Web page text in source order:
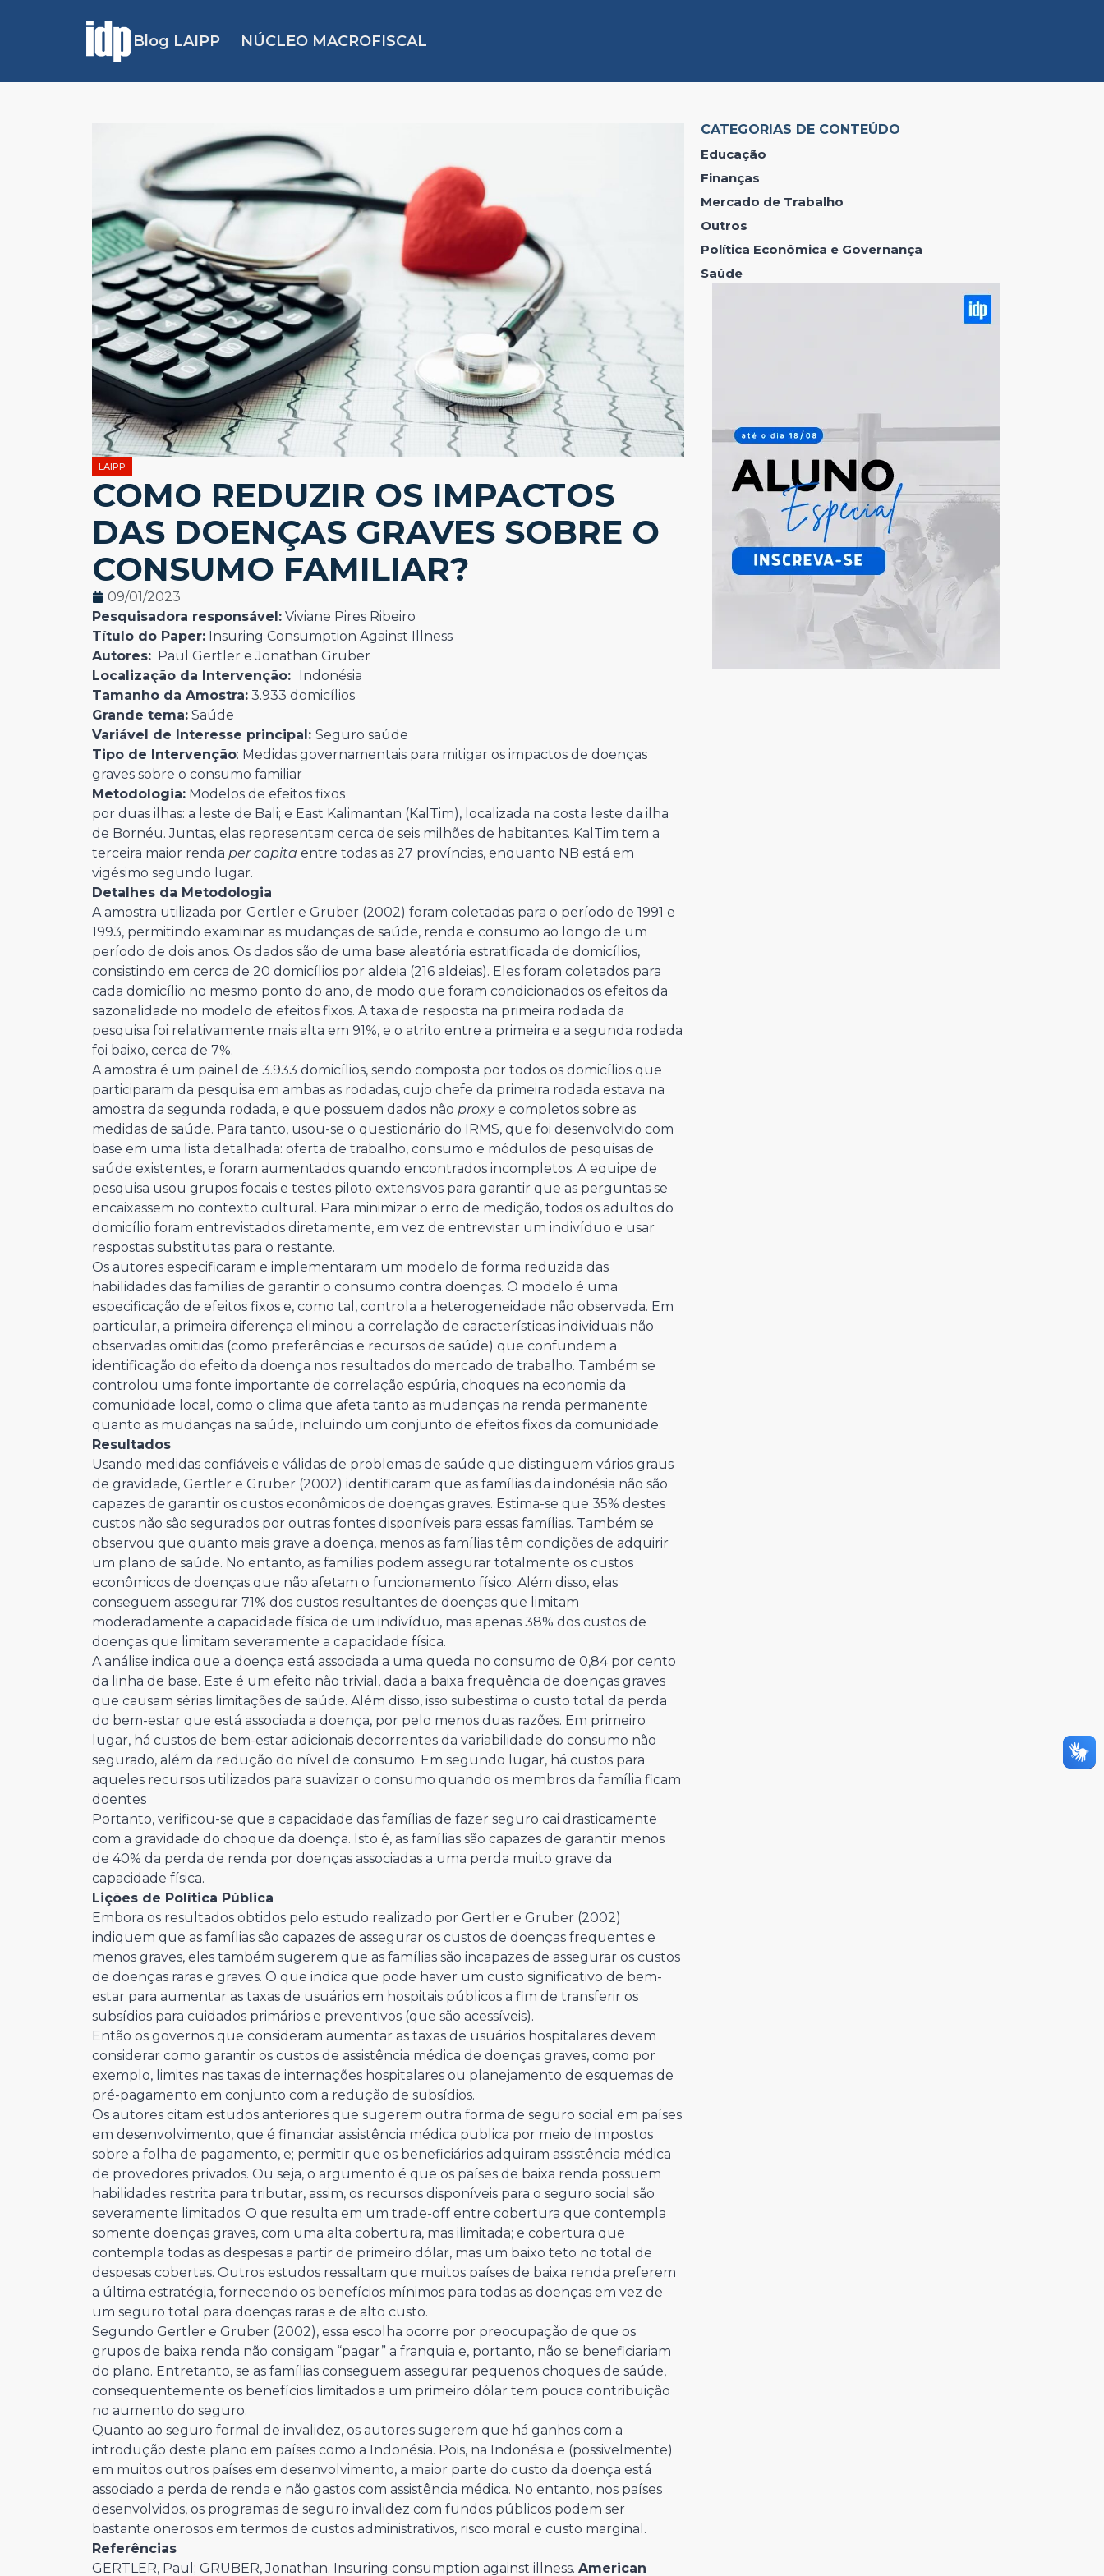
Blog LAIPP NÚCLEO MACROFISCAL
LAIPP
COMO REDUZIR OS IMPACTOS
DAS DOENÇAS GRAVES SOBRE O
CONSUMO FAMILIAR?
09/01/2023
Pesquisadora responsável: Viviane Pires Ribeiro
Título do Paper: Insuring Consumption Against Illness
Autores: Paul Gertler e Jonathan Gruber
Localização da Intervenção: Indonésia
Tamanho da Amostra: 3.933 domicílios
Grande tema: Saúde
Variável de Interesse principal: Seguro saúde
Tipo de Intervenção: Medidas governamentais para mitigar os impactos de doenças
graves sobre o consumo familiar
Metodologia: Modelos de efeitos fixos
por duas ilhas: a leste de Bali; e East Kalimantan (KalTim), localizada na costa leste da ilha
de Bornéu. Juntas, elas representam cerca de seis milhões de habitantes. KalTim tem a
terceira maior renda per capita entre todas as 27 províncias, enquanto NB está em
vigésimo segundo lugar.
Detalhes da Metodologia
A amostra utilizada por Gertler e Gruber (2002) foram coletadas para o período de 1991 e
1993, permitindo examinar as mudanças de saúde, renda e consumo ao longo de um
período de dois anos. Os dados são de uma base aleatória estratificada de domicílios,
consistindo em cerca de 20 domicílios por aldeia (216 aldeias). Eles foram coletados para
cada domicílio no mesmo ponto do ano, de modo que foram condicionados os efeitos da
sazonalidade no modelo de efeitos fixos. A taxa de resposta na primeira rodada da
pesquisa foi relativamente mais alta em 91%, e o atrito entre a primeira e a segunda rodada
foi baixo, cerca de 7%.
A amostra é um painel de 3.933 domicílios, sendo composta por todos os domicílios que
participaram da pesquisa em ambas as rodadas, cujo chefe da primeira rodada estava na
amostra da segunda rodada, e que possuem dados não proxye completos sobre as
medidas de saúde. Para tanto, usou-se o questionário do IRMS, que foi desenvolvido com
base em uma lista detalhada: oferta de trabalho, consumo e módulos de pesquisas de
saúde existentes, e foram aumentados quando encontrados incompletos. A equipe de
pesquisa usou grupos focais e testes piloto extensivos para garantir que as perguntas se
encaixassem no contexto cultural. Para minimizar o erro de medição, todos os adultos do
domicílio foram entrevistados diretamente, em vez de entrevistar um indivíduo e usar
respostas substitutas para o restante.
Os autores especificaram e implementaram um modelo de forma reduzida das
habilidades das famílias de garantir o consumo contra doenças. O modelo é uma
especificação de efeitos fixos e, como tal, controla a heterogeneidade não observada. Em
particular, a primeira diferença eliminou a correlação de características individuais não
observadas omitidas (como preferências e recursos de saúde) que confundem a
identificação do efeito da doença nos resultados do mercado de trabalho. Também se
controlou uma fonte importante de correlação espúria, choques na economia da
comunidade local, como o clima que afeta tanto as mudanças na renda permanente
quanto as mudanças na saúde, incluindo um conjunto de efeitos fixos da comunidade.
Resultados
Usando medidas confiáveis e válidas de problemas de saúde que distinguem vários graus
de gravidade, Gertler e Gruber (2002) identificaram que as famílias da indonésia não são
capazes de garantir os custos econômicos de doenças graves. Estima-se que 35% destes
custos não são segurados por outras fontes disponíveis para essas famílias. Também se
observou que quanto mais grave a doença, menos as famílias têm condições de adquirir
um plano de saúde. No entanto, as famílias podem assegurar totalmente os custos
econômicos de doenças que não afetam o funcionamento físico. Além disso, elas
conseguem assegurar 71% dos custos resultantes de doenças que limitam
moderadamente a capacidade física de um indivíduo, mas apenas 38% dos custos de
doenças que limitam severamente a capacidade física.
A análise indica que a doença está associada a uma queda no consumo de 0,84 por cento
da linha de base. Este é um efeito não trivial, dada a baixa frequência de doenças graves
que causam sérias limitações de saúde. Além disso, isso subestima o custo total da perda
do bem-estar que está associada a doença, por pelo menos duas razões. Em primeiro
lugar, há custos de bem-estar adicionais decorrentes da variabilidade do consumo não
segurado, além da redução do nível de consumo. Em segundo lugar, há custos para
aqueles recursos utilizados para suavizar o consumo quando os membros da família ficam
doentes
Portanto, verificou-se que a capacidade das famílias de fazer seguro cai drasticamente
com a gravidade do choque da doença. Isto é, as famílias são capazes de garantir menos
de 40% da perda de renda por doenças associadas a uma perda muito grave da
capacidade física.
Lições de Política Pública
Embora os resultados obtidos pelo estudo realizado por Gertler e Gruber (2002)
indiquem que as famílias são capazes de assegurar os custos de doenças frequentes e
menos graves, eles também sugerem que as famílias são incapazes de assegurar os custos
de doenças raras e graves. O que indica que pode haver um custo significativo de bem-
estar para aumentar as taxas de usuários em hospitais públicos a fim de transferir os
subsídios para cuidados primários e preventivos (que são acessíveis).
Então os governos que consideram aumentar as taxas de usuários hospitalares devem
considerar como garantir os custos de assistência médica de doenças graves, como por
exemplo, limites nas taxas de internações hospitalares ou planejamento de esquemas de
pré-pagamento em conjunto com a redução de subsídios.
Os autores citam estudos anteriores que sugerem outra forma de seguro social em países
em desenvolvimento, que é financiar assistência médica publica por meio de impostos
sobre a folha de pagamento, e; permitir que os beneficiários adquiram assistência médica
de provedores privados. Ou seja, o argumento é que os países de baixa renda possuem
habilidades restrita para tributar, assim, os recursos disponíveis para o seguro social são
severamente limitados. O que resulta em um trade-off entre cobertura que contempla
somente doenças graves, com uma alta cobertura, mas ilimitada; e cobertura que
contempla todas as despesas a partir de primeiro dólar, mas um baixo teto no total de
despesas cobertas. Outros estudos ressaltam que muitos países de baixa renda preferem
a última estratégia, fornecendo os benefícios mínimos para todas as doenças em vez de
um seguro total para doenças raras e de alto custo.
Segundo Gertler e Gruber (2002), essa escolha ocorre por preocupação de que os
grupos de baixa renda não consigam “pagar” a franquia e, portanto, não se beneficiariam
do plano. Entretanto, se as famílias conseguem assegurar pequenos choques de saúde,
consequentemente os benefícios limitados a um primeiro dólar tem pouca contribuição
no aumento do seguro.
Quanto ao seguro formal de invalidez, os autores sugerem que há ganhos com a
introdução deste plano em países como a Indonésia. Pois, na Indonésia e (possivelmente)
em muitos outros países em desenvolvimento, a maior parte do custo da doença está
associado a perda de renda e não gastos com assistência médica. No entanto, nos países
desenvolvidos, os programas de seguro invalidez com fundos públicos podem ser
bastante onerosos em termos de custos administrativos, risco moral e custo marginal.
Referências
GERTLER, Paul; GRUBER, Jonathan. Insuring consumption against illness. American
CATEGORIAS DE CONTEÚDO
Educação
Finanças
Mercado de Trabalho
Outros
Política Econômica e Governança
Saúde